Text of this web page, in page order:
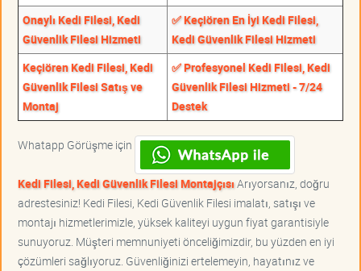
Onaylı Kedi Filesi, Kedi
Güvenlik Filesi Hizmeti
✅ Keçiören En İyi Kedi Filesi,
Kedi Güvenlik Filesi Hizmeti
Keçiören Kedi Filesi, Kedi
Güvenlik Filesi Satış ve
Montaj
✅ Profesyonel Kedi Filesi, Kedi
Güvenlik Filesi Hizmeti - 7/24
Destek
Whatapp Görüşme için
Kedi Filesi, Kedi Güvenlik Filesi MontajçısıArıyorsanız, doğru
adrestesiniz! Kedi Filesi, Kedi Güvenlik Filesi imalatı, satışı ve
montajı hizmetlerimizle, yüksek kaliteyi uygun fiyat garantisiyle
sunuyoruz. Müşteri memnuniyeti önceliğimizdir, bu yüzden en iyi
çözümleri sağlıyoruz. Güvenliğinizi ertelemeyin, hayatınız ve